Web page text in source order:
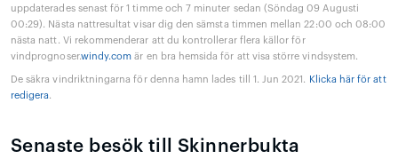
uppdaterades senast för 1 timme och 7 minuter sedan (Söndag 09 Augusti
00:29). Nästa nattresultat visar dig den sämsta timmen mellan 22:00 och 08:00
nästa natt. Vi rekommenderar att du kontrollerar flera källor för
vindprognoser.windy.com är en bra hemsida för att visa större vindsystem.
De säkra vindriktningarna för denna hamn lades till 1. Jun 2021.
Klicka här för att
redigera.
Senaste besök till Skinnerbukta